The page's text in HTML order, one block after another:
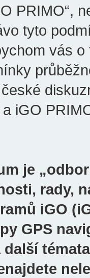
PRIMO“,
tyto
vás
iGO
je
rady,
iGO
GPS
další